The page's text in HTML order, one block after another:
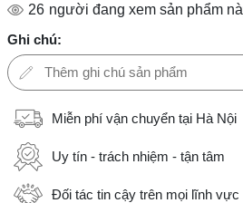
26 người đang xem sản phẩm
Ghi chú:
Miễn phí vận chuyển tại Hà Nội
Uy tín - trách nhiệm - tận tâm
Đối tác tin cậy trên mọi lĩnh vực